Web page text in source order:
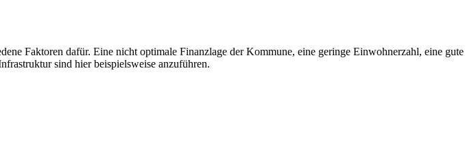
Faktoren dafür. Eine nicht optimale Finanzlage der Kommune, eine geringe Einwohnerzahl, eine gute
sind hier beispielsweise anzuführen.